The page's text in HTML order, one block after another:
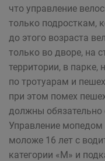
что управление
только подросткам,
до этого возраста
только во дворе, на
территории, в
по тротуарам и
при этом помех
должны
Управление
моложе 16 лет с
категории «М» и